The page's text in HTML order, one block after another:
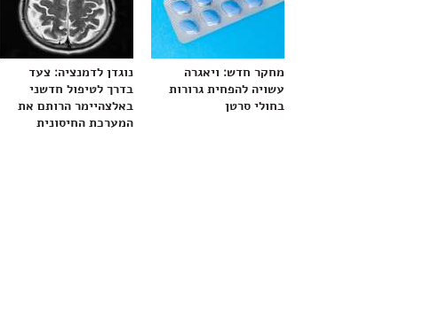
מחקר חדש: ויאגרה
עשויה להפחית גרורות
בחולי סרטן
נוגדן לדמנציה: צעד
בדרך לטיפול חדשני
באלצהיימר הרותם את
המערכת החיסונית